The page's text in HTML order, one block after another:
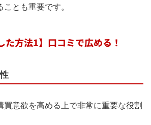
とも重要です。
た方法1】口コミで広める！
買意欲を高める上で非常に重要な役割